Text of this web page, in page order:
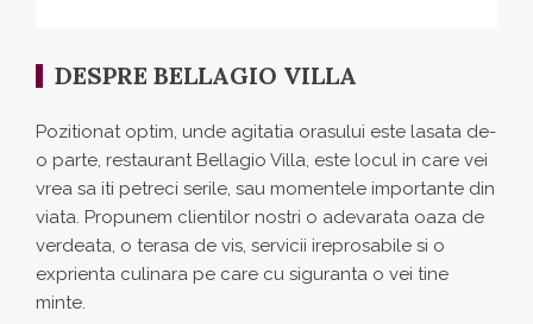
DESPRE BELLAGIO VILLA
Pozitionat optim, unde agitatia orasului este lasata de-
o parte, restaurant Bellagio Villa, este locul in care vei
vrea sa iti petreci serile, sau momentele importante din
viata. Propunem clientilor nostri o adevarata oaza de
verdeata, o terasa de vis, servicii ireprosabile si o
exprienta culinara pe care cu siguranta o vei tine
minte.